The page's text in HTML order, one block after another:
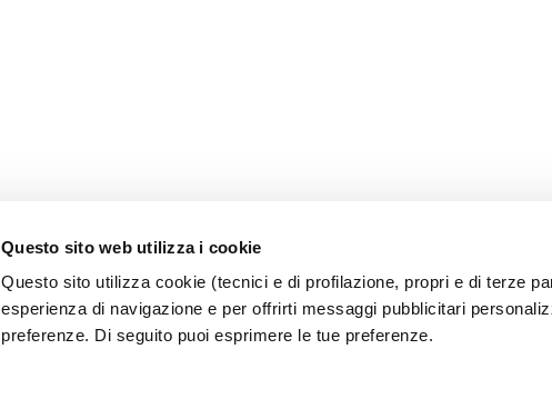
Questo sito web utilizza i cookie
Questo sito utilizza cookie (tecnici e di profilazione, propri e di terze
esperienza di navigazione e per offrirti messaggi pubblicitari
preferenze. Di seguito puoi esprimere le tue preferenze.